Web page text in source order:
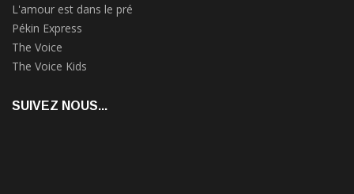
L'amour est dans le pré
Pékin Express
The Voice
The Voice Kids
SUIVEZ NOUS...